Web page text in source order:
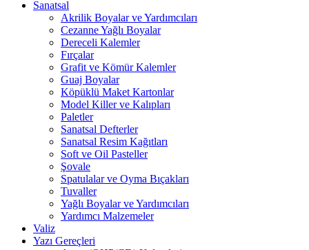
Sanatsal
Akrilik Boyalar ve Yardımcıları
Cezanne Yağlı Boyalar
Dereceli Kalemler
Fırçalar
Grafit ve Kömür Kalemler
Guaj Boyalar
Köpüklü Maket Kartonlar
Model Killer ve Kalıpları
Paletler
Sanatsal Defterler
Sanatsal Resim Kağıtları
Soft ve Oil Pasteller
Şovale
Spatulalar ve Oyma Bıçakları
Tuvaller
Yağlı Boyalar ve Yardımcıları
Yardımcı Malzemeler
Valiz
Yazı Gereçleri